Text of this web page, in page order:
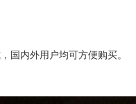
国内外用户均可方便购买。